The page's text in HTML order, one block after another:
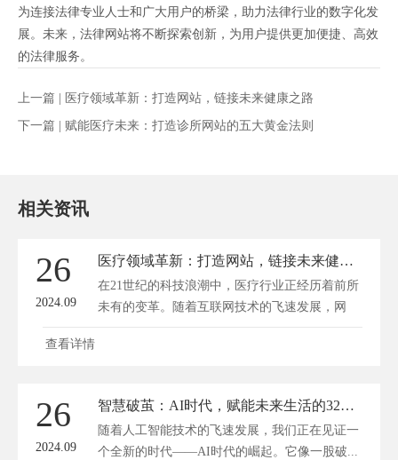
为连接法律专业人士和广大用户的桥梁，助力法律行业的数字化发
展。未来，法律网站将不断探索创新，为用户提供更加便捷、高效
的法律服务。
上一篇 | 医疗领域革新：打造网站，链接未来健康之路
下一篇 | 赋能医疗未来：打造诊所网站的五大黄金法则
相关资讯
26
2024.09
医疗领域革新：打造网站，链接未来健康之路
在21世纪的科技浪潮中，医疗行业正经历着前所
未有的变革。随着互联网技术的飞速发展，网
站...
查看详情
26
2024.09
智慧破茧：AI时代，赋能未来生活的32字密钥
随着人工智能技术的飞速发展，我们正在见证一
个全新的时代——AI时代的崛起。它像一股破...